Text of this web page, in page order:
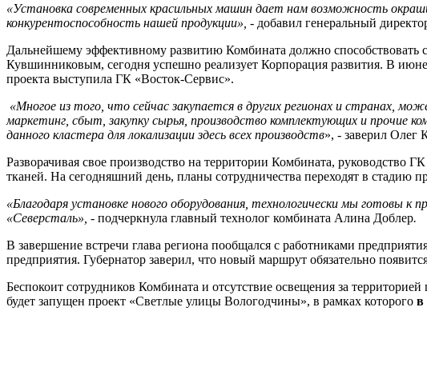
«Установка современных красильных машин дает нам возможность
конкурентоспособность нашей продукции», - добавил генеральный
Дальнейшему эффективному развитию Комбината должно способствовать
Кувшинниковым, сегодня успешно реализует Корпорация развития. В
проекта выступила ГК «Восток-Сервис».
«Многое из того, что сейчас закупается в других регионах и странах,
маркетинг, сбыт, закупку сырья, производство комплектующих и прочие
данного кластера для локализации здесь всех производств», - заверил Олег
Разворачивая свое производство на территории Комбината, руководство
тканей. На сегодняшний день, планы сотрудничества переходят в стадию
«Благодаря установке нового оборудования, технологически мы готовы
«Северсталь», - подчеркнула главный технолог комбината Алина Доблер.
В завершение встречи глава региона пообщался с работниками
предприятия. Губернатор заверил, что новый маршрут обязательно
Беспокоит сотрудников Комбината и отсутствие освещения за
будет запущен проект «Светлые улицы Вологодчины», в рамках которого в